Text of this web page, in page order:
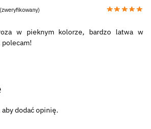
(zweryfikowany)
w pieknym kolorze, bardzo latwa w
aby dodać opinię.